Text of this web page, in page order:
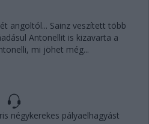
angoltól... Sainz veszített több
Antonellit is kizavarta a
mi jöhet még...
négykerekes pályaelhagyást